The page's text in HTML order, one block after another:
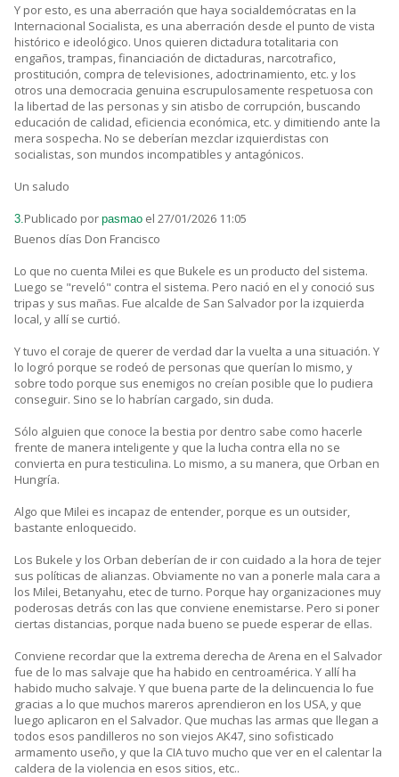
Y por esto, es una aberración que haya socialdemócratas en la
Internacional Socialista, es una aberración desde el punto de vista
histórico e ideológico. Unos quieren dictadura totalitaria con
engaños, trampas, financiación de dictaduras, narcotrafico,
prostitución, compra de televisiones, adoctrinamiento, etc. y los
otros una democracia genuina escrupulosamente respetuosa con
la libertad de las personas y sin atisbo de corrupción, buscando
educación de calidad, eficiencia económica, etc. y dimitiendo ante la
mera sospecha. No se deberían mezclar izquierdistas con
socialistas, son mundos incompatibles y antagónicos.
Un saludo
3. Publicado por pasmao el 27/01/2026 11:05
Buenos días Don Francisco
Lo que no cuenta Milei es que Bukele es un producto del sistema.
Luego se "reveló" contra el sistema. Pero nació en el y conoció sus
tripas y sus mañas. Fue alcalde de San Salvador por la izquierda
local, y allí se curtió.
Y tuvo el coraje de querer de verdad dar la vuelta a una situación. Y
lo logró porque se rodeó de personas que querían lo mismo, y
sobre todo porque sus enemigos no creían posible que lo pudiera
conseguir. Sino se lo habrían cargado, sin duda.
Sólo alguien que conoce la bestia por dentro sabe como hacerle
frente de manera inteligente y que la lucha contra ella no se
convierta en pura testiculina. Lo mismo, a su manera, que Orban en
Hungría.
Algo que Milei es incapaz de entender, porque es un outsider,
bastante enloquecido.
Los Bukele y los Orban deberían de ir con cuidado a la hora de tejer
sus políticas de alianzas. Obviamente no van a ponerle mala cara a
los Milei, Betanyahu, etec de turno. Porque hay organizaciones muy
poderosas detrás con las que conviene enemistarse. Pero si poner
ciertas distancias, porque nada bueno se puede esperar de ellas.
Conviene recordar que la extrema derecha de Arena en el Salvador
fue de lo mas salvaje que ha habido en centroamérica. Y allí ha
habido mucho salvaje. Y que buena parte de la delincuencia lo fue
gracias a lo que muchos mareros aprendieron en los USA, y que
luego aplicaron en el Salvador. Que muchas las armas que llegan a
todos esos pandilleros no son viejos AK47, sino sofisticado
armamento useño, y que la CIA tuvo mucho que ver en el calentar la
caldera de la violencia en esos sitios, etc..